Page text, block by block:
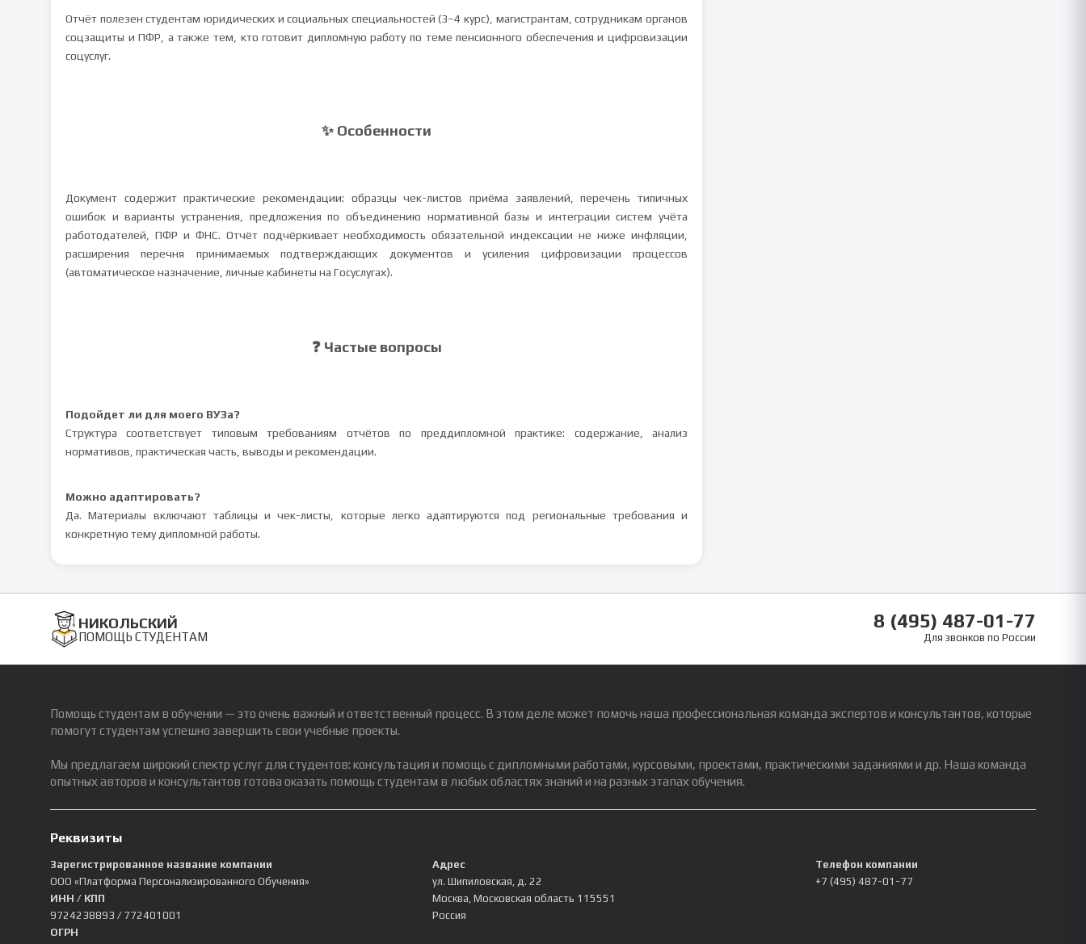
Отчёт полезен студентам юридических и социальных специальностей (3–4 курс), магистрантам, сотрудникам органов
соцзащиты и ПФР, а также тем, кто готовит дипломную работу по теме пенсионного обеспечения и цифровизации
соцуслуг.
✨ Особенности
Документ содержит практические рекомендации: образцы чек-листов приёма заявлений, перечень типичных
ошибок и варианты устранения, предложения по объединению нормативной базы и интеграции систем учёта
работодателей, ПФР и ФНС. Отчёт подчёркивает необходимость обязательной индексации не ниже инфляции,
расширения перечня принимаемых подтверждающих документов и усиления цифровизации процессов
(автоматическое назначение, личные кабинеты на Госуслугах).
❓ Частые вопросы
Подойдет ли для моего ВУЗа?
Структура соответствует типовым требованиям отчётов по преддипломной практике: содержание, анализ
нормативов, практическая часть, выводы и рекомендации.
Можно адаптировать?
Да. Материалы включают таблицы и чек-листы, которые легко адаптируются под региональные требования и
конкретную тему дипломной работы.
НИКОЛЬСКИЙ
ПОМОЩЬ СТУДЕНТАМ
8 (495) 487-01-77
Для звонков по России
Помощь студентам в обучении — это очень важный и ответственный процесс. В этом деле может помочь наша профессиональная команда экспертов и консультантов, которые
помогут студентам успешно завершить свои учебные проекты.
Мы предлагаем широкий спектр услуг для студентов: консультация и помощь с дипломными работами, курсовыми, проектами, практическими заданиями и др. Наша команда
опытных авторов и консультантов готова оказать помощь студентам в любых областях знаний и на разных этапах обучения.
Реквизиты
Зарегистрированное название компании
ООО «Платформа Персонализированного Обучения»
ИНН / КПП
9724238893 / 772401001
ОГРН
Адрес
ул. Шипиловская, д. 22
Москва, Московская область 115551
Россия
Телефон компании
+7 (495) 487-01-77